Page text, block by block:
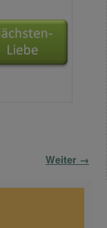
Weiter →